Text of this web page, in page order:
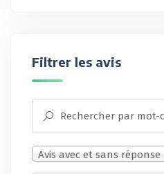
Filtrer les avis
Avis avec et sans réponse